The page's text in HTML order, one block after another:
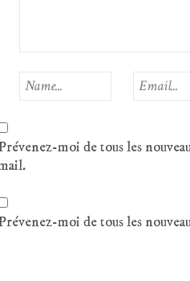
moi de tous les
moi de tous les